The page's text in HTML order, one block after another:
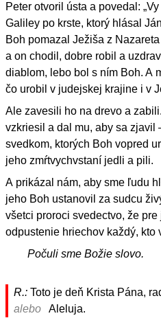
Peter otvoril ústa a povedal:
Galiley po krste, ktorý hlásal
Boh pomazal Ježiša z
a on chodil, dobre robil a
diablom, lebo bol s ním Boh. A
čo urobil v judejskej krajine i v
Ale zavesili ho na drevo a
vzkriesil a dal mu, aby sa zjavil
svedkom, ktorých Boh vopred
jeho zmŕtvychvstaní jedli a pili.
A prikázal nám, aby sme ľudu
jeho Boh ustanovil za sudcu
všetci proroci svedectvo, že
odpustenie hriechov každý, kto
Počuli sme Božie slovo.
R.: Toto je deň Krista Pána,
alebo
Aleluja.